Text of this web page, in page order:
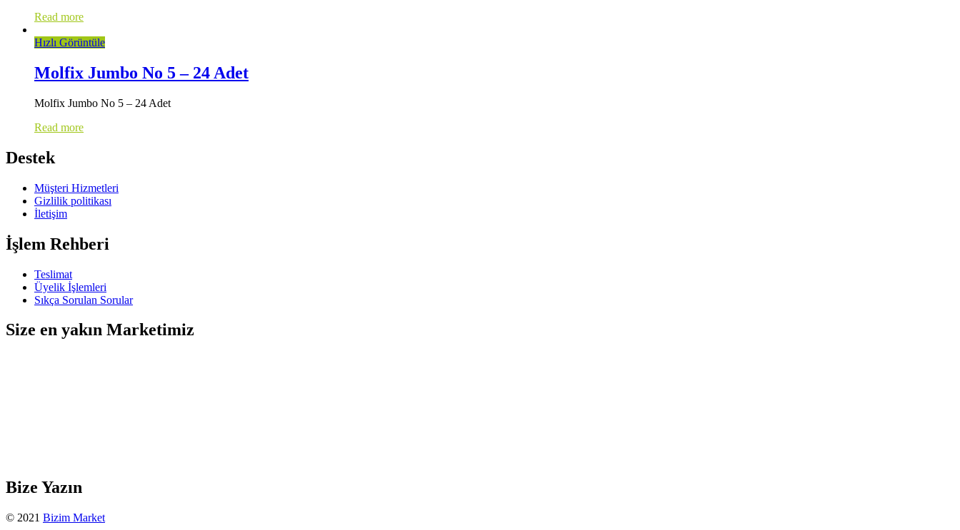
Read more
Hızlı Görüntüle
Molfix Jumbo No 5 – 24 Adet
Molfix Jumbo No 5 – 24 Adet
Read more
Destek
Müşteri Hizmetleri
Gizlilik politikası
İletişim
İşlem Rehberi
Teslimat
Üyelik İşlemleri
Sıkça Sorulan Sorular
Size en yakın Marketimiz
Bize Yazın
© 2021 Bizim Market